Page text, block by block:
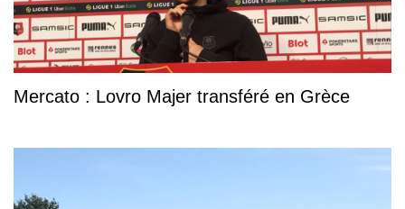
Mercato : Lovro Majer transféré en Grèce